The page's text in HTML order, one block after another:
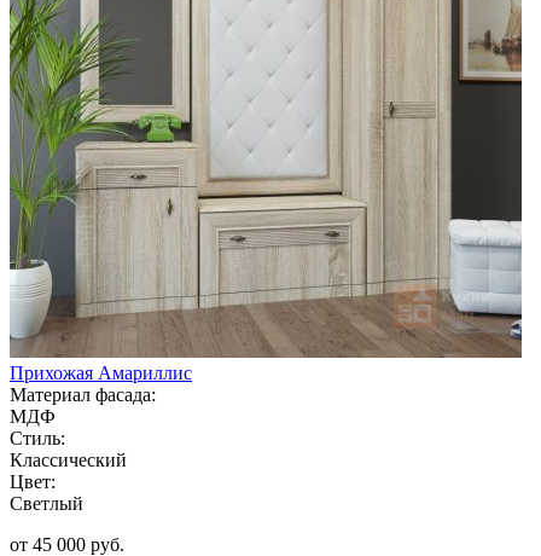
Прихожая Амариллис
Материал фасада:
МДФ
Стиль:
Классический
Цвет:
Светлый
от 45 000 руб.